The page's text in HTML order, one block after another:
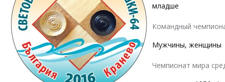
младше
Командный
Мужчины, женщины
Чемпионат мира